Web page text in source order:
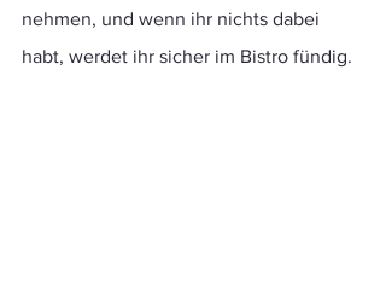
nehmen, und wenn ihr nichts dabei
habt, werdet ihr sicher im Bistro fündig.